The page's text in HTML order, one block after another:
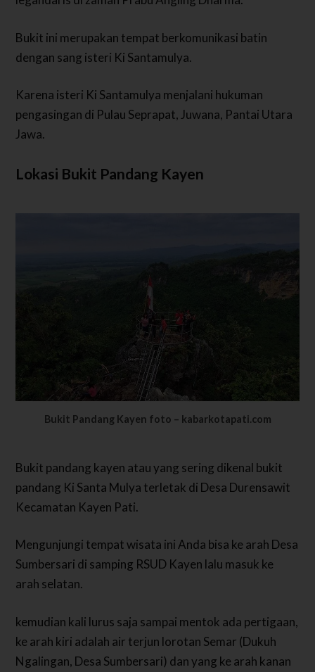
Bukit ini merupakan tempat berkomunikasi batin
dengan sang isteri Ki Santamulya.
Karena isteri Ki Santamulya menjalani hukuman
pengasingan di Pulau Seprapat, Juwana, Pantai Utara
Jawa.
Lokasi Bukit Pandang Kayen
Bukit Pandang Kayen foto – kabarkotapati.com
Bukit pandang kayen atau yang sering dikenal bukit
pandang Ki Santa Mulya terletak di Desa Durensawit
Kecamatan Kayen Pati.
Mengunjungi tempat wisata ini Anda bisa ke arah Desa
Sumbersari di samping RSUD Kayen lalu masuk ke
arah selatan.
kemudian kali lurus saja sampai mentok ada pertigaan,
ke arah kiri adalah air terjun lorotan Semar (Dukuh
Ngalingan, Desa Sumbersari) dan yang ke arah kanan